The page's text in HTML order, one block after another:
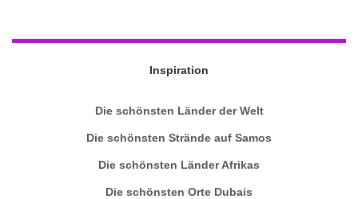
Inspiration
Die schönsten Länder der Welt
Die schönsten Strände auf Samos
Die schönsten Länder Afrikas
Die schönsten Orte Dubais